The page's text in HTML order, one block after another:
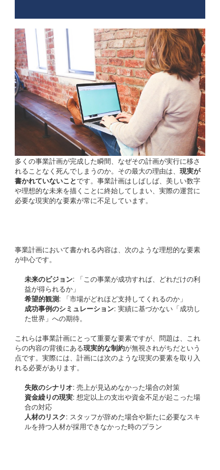
多くの事業計画が完成した瞬間、なぜその計画が実行に移さ
れることなく死んでしまうのか。その最大の理由は、 現実が
書かれていないことです。事業計画はしばしば、美しい数字
や理想的な未来を描くことに終始してしまい、実際の運営に
必要な現実的な要素が常に不足しています。
事業計画において書かれる内容は、次のような理想的な要素
が中心です。
未来のビジョン: 「この事業が成功すれば、どれだけの利
益が得られるか」
希望的観測: 「市場がどれほど支持してくれるのか」
成功事例のシミュレーション: 実績に基づかない「成功し
た世界」への期待。
これらは事業計画にとって重要な要素ですが、問題は、これ
らの内容の背後にある現実的な制約が無視されがちだという
点です。実際には、計画には次のような現実の要素を取り入
れる必要があります。
失敗のシナリオ: 売上が見込めなかった場合の対策
資金繰りの現実: 想定以上の支出や資金不足が起こった場
合の対応
人材のリスク: スタッフが辞めた場合や新たに必要なスキ
ルを持つ人材が採用できなかった時のプラン